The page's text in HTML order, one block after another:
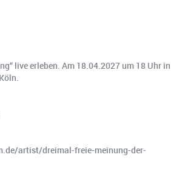
live erleben. Am 18.04.2027 um 18 Uhr in
artist/dreimal-freie-meinung-der-